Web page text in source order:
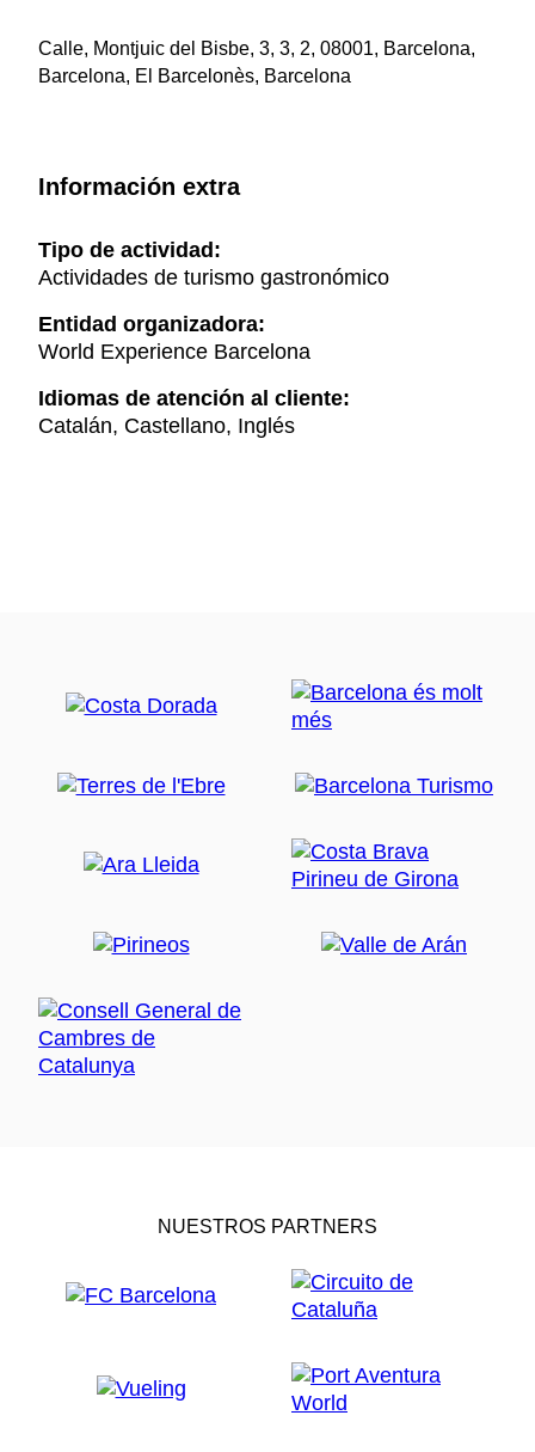
Calle, Montjuic del Bisbe, 3, 3, 2, 08001, Barcelona,
Barcelona, El Barcelonès, Barcelona
Información extra
Tipo de actividad:
Actividades de turismo gastronómico
Entidad organizadora:
World Experience Barcelona
Idiomas de atención al cliente:
Catalán, Castellano, Inglés
NUESTROS PARTNERS